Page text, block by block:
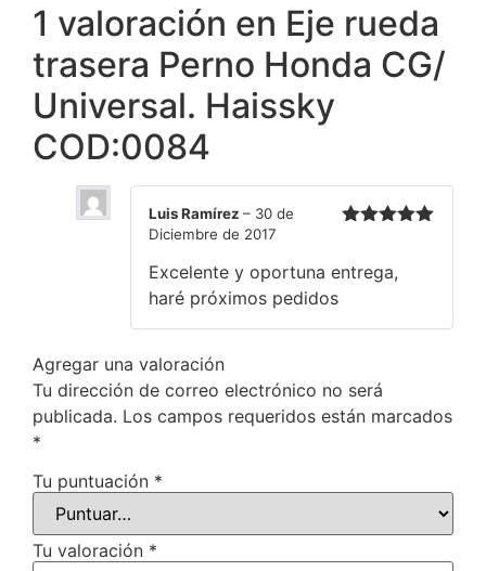
1 valoración en Eje rueda
trasera Perno Honda CG/
Universal. Haissky
COD:0084
Luis Ramírez – 30 de
Diciembre de 2017
Excelente y oportuna entrega,
haré próximos pedidos
Agregar una valoración
Tu dirección de correo electrónico no será
publicada. Los campos requeridos están marcados
*
Tu puntuación *
Tu valoración *